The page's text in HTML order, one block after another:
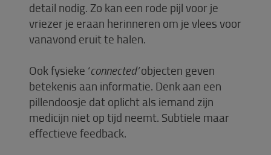
detail nodig. Zo kan een rode pijl voor je
vriezer je eraan herinneren om je vlees voor
vanavond eruit te halen.
Ook fysieke ‘connected’objecten geven
betekenis aan informatie. Denk aan een
pillendoosje dat oplicht als iemand zijn
medicijn niet op tijd neemt. Subtiele maar
effectieve feedback.